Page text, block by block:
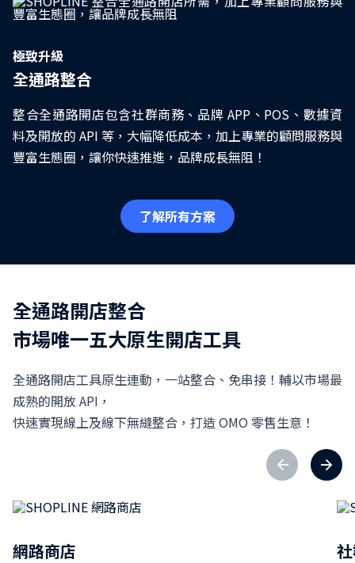
極致升級
全通路整合
整合全通路開店包含社群商務、品牌 APP、POS、數據資
料及開放的 API 等，大幅降低成本，加上專業的顧問服務與
豐富生態圈，讓你快速推進，品牌成長無阻！
了解所有方案
全通路開店整合
市場唯一五大原生開店工具
全通路開店工具原生連動，一站整合、免串接！輔以市場最
成熟的開放 API，
快速實現線上及線下無縫整合，打造 OMO 零售生意！
網路商店